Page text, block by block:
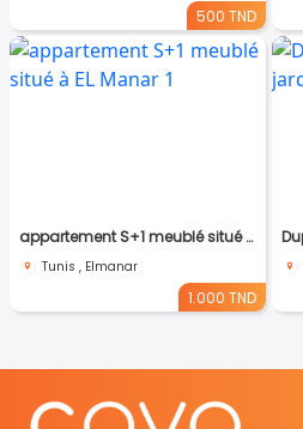
500 TND
appartement S+1 meublé situé à EL Manar 1
Tunis , Elmanar
1.000 TND